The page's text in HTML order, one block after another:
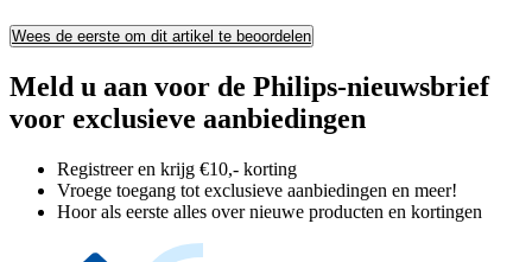
Wees de eerste om dit artikel te beoordelen
Meld u aan voor de Philips-nieuwsbrief
voor exclusieve aanbiedingen
Registreer en krijg €10,- korting
Vroege toegang tot exclusieve aanbiedingen en meer!
Hoor als eerste alles over nieuwe producten en kortingen